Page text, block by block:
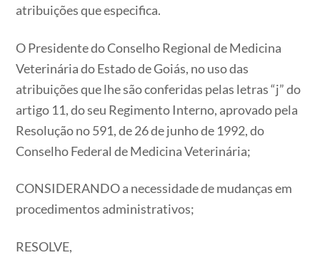
atribuições que especifica.
O Presidente do Conselho Regional de Medicina
Veterinária do Estado de Goiás, no uso das
atribuições que lhe são conferidas pelas letras “j” do
artigo 11, do seu Regimento Interno, aprovado pela
Resolução no 591, de 26 de junho de 1992, do
Conselho Federal de Medicina Veterinária;
CONSIDERANDO a necessidade de mudanças em
procedimentos administrativos;
RESOLVE,